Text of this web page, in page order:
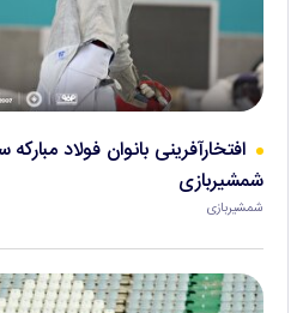
افتخارآفرینی بانوان فولاد
شمشیربازی
شمشیربازی